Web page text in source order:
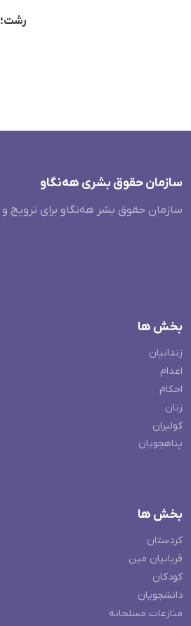
سازمان حقوق بشری هەنگاو
سازمان حقوق بشر هه‌نگاو برای ترویج
بخش ها
زندانیان
اعدام
احکام
زنان
کولبران
پناهجویان
بخش ها
کردستان
قربانیان مین
کودکان
دانشجویان
منازعات مسلحانه